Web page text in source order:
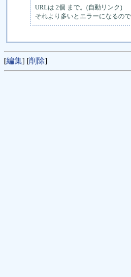
URLは 2個 まで。(自動リンク)
それより多いとエラーになるの
[編集] [削除]